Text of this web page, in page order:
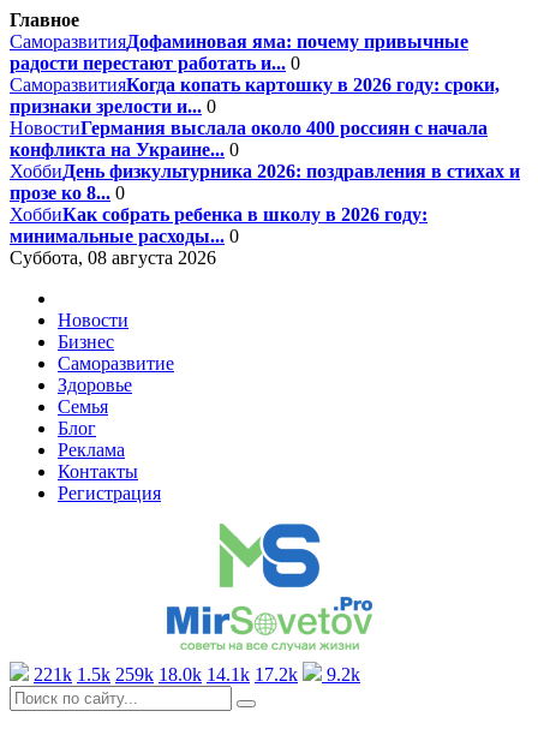
Главное
СаморазвитияДофаминовая яма: почему привычные
радости перестают работать и... 0
СаморазвитияКогда копать картошку в 2026 году: сроки,
признаки зрелости и... 0
НовостиГермания выслала около 400 россиян с начала
конфликта на Украине... 0
ХоббиДень физкультурника 2026: поздравления в стихах и
прозе ко 8... 0
ХоббиКак собрать ребенка в школу в 2026 году:
минимальные расходы... 0
Суббота, 08 августа 2026
Новости
Бизнес
Саморазвитие
Здоровье
Семья
Блог
Реклама
Контакты
Регистрация
221k 1.5k 259k 18.0k 14.1k 17.2k 9.2k